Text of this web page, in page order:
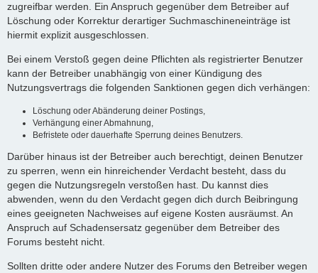
zugreifbar werden. Ein Anspruch gegenüber dem Betreiber auf
Löschung oder Korrektur derartiger Suchmaschineneinträge ist
hiermit explizit ausgeschlossen.
Bei einem Verstoß gegen deine Pflichten als registrierter Benutzer
kann der Betreiber unabhängig von einer Kündigung des
Nutzungsvertrags die folgenden Sanktionen gegen dich verhängen:
Löschung oder Abänderung deiner Postings,
Verhängung einer Abmahnung,
Befristete oder dauerhafte Sperrung deines Benutzers.
Darüber hinaus ist der Betreiber auch berechtigt, deinen Benutzer
zu sperren, wenn ein hinreichender Verdacht besteht, dass du
gegen die Nutzungsregeln verstoßen hast. Du kannst dies
abwenden, wenn du den Verdacht gegen dich durch Beibringung
eines geeigneten Nachweises auf eigene Kosten ausräumst. An
Anspruch auf Schadensersatz gegenüber dem Betreiber des
Forums besteht nicht.
Sollten dritte oder andere Nutzer des Forums den Betreiber wegen